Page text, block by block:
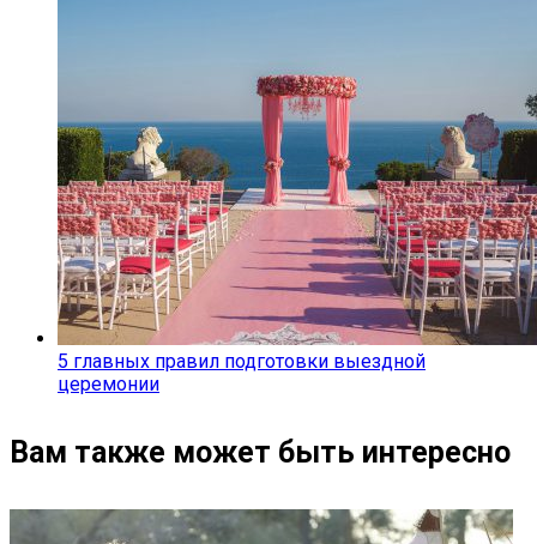
5 главных правил подготовки выездной
церемонии
Вам также может быть интересно